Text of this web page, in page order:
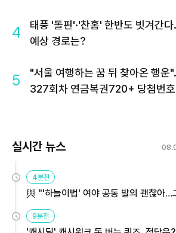
4
태풍 '돌핀'·'찬홈' 한반도 빗겨간
예상 경로는?
5
"서울 여행하는 꿈 뒤 찾아온 행운
327회차 연금복권720+ 당첨번호
실시간 뉴스
4분전
與 "'하늘이법' 여야 공동 발의 괜찮아…
9분전